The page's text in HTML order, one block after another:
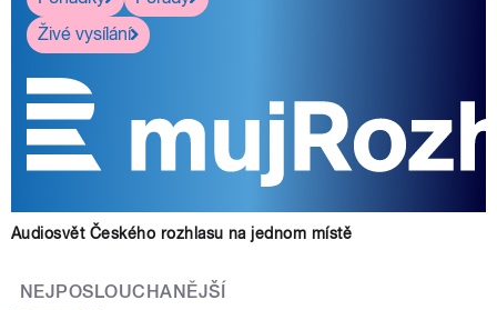
Živé vysílání
Audiosvět Českého rozhlasu na jednom místě
NEJPOSLOUCHANĚJŠÍ